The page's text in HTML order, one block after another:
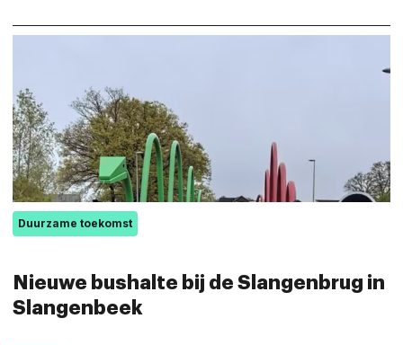
Duurzame toekomst
Nieuwe bushalte bij de Slangenbrug in
Slangenbeek